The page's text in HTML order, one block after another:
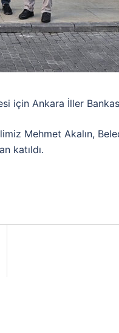
için Ankara İller
Mehmet Akalın,
katıldı.